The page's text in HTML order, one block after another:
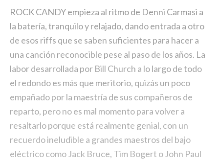
ROCK CANDY empieza al ritmo de Denni Carmasi a
la batería, tranquilo y relajado, dando entrada a otro
de esos riffs que se saben suficientes para hacer a
una canción reconocible pese al paso de los años. La
labor desarrollada por Bill Church a lo largo de todo
el redondo es más que meritorio, quizás un poco
empañado por la maestría de sus compañeros de
reparto, pero no es mal momento para volver a
resaltarlo porque está realmente genial, con un
recuerdo ineludible a grandes maestros del bajo
eléctrico como Jack Bruce, Tim Bogert o John Paul